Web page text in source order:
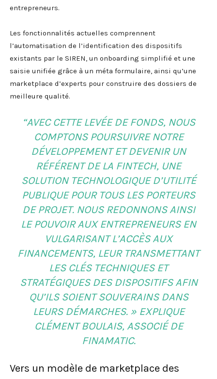
entrepreneurs.
Les fonctionnalités actuelles comprennent
l’automatisation de l’identification des dispositifs
existants par le SIREN, un onboarding simplifié et une
saisie unifiée grâce à un méta formulaire, ainsi qu’une
marketplace d’experts pour construire des dossiers de
meilleure qualité.
“AVEC CETTE LEVÉE DE FONDS, NOUS
COMPTONS POURSUIVRE NOTRE
DÉVELOPPEMENT ET DEVENIR UN
RÉFÉRENT DE LA FINTECH, UNE
SOLUTION TECHNOLOGIQUE D’UTILITÉ
PUBLIQUE POUR TOUS LES PORTEURS
DE PROJET. NOUS REDONNONS AINSI
LE POUVOIR AUX ENTREPRENEURS EN
VULGARISANT L’ACCÈS AUX
FINANCEMENTS, LEUR TRANSMETTANT
LES CLÉS TECHNIQUES ET
STRATÉGIQUES DES DISPOSITIFS AFIN
QU’ILS SOIENT SOUVERAINS DANS
LEURS DÉMARCHES. » EXPLIQUE
CLÉMENT BOULAIS, ASSOCIÉ DE
FINAMATIC.
Vers un modèle de marketplace des